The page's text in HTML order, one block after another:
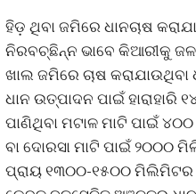
ହିଡ଼ ଥିବା ଜମିରେ ଧାନଚାଷ
ନିରବଚ୍ଛିନ୍ନ ଭାବେ କିଆରୀକୁ
ଖାଲ ଜମିରେ ଚାଷ
ଧାନ ଉତ୍ପାଦନ ପାଇଁ
ପାଣିଥିବା ମଟାଳ ମାଟି ପାଇଁ
ବା ଦୋରସା ମାଟି ପାଇଁ ୨୦୦୦
ପ୍ରାୟ ୧୩୦୦-୧୫୦୦